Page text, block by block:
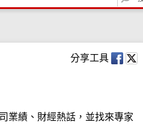
e
c
h
分享工具
業績、財經熱話，並找來專家